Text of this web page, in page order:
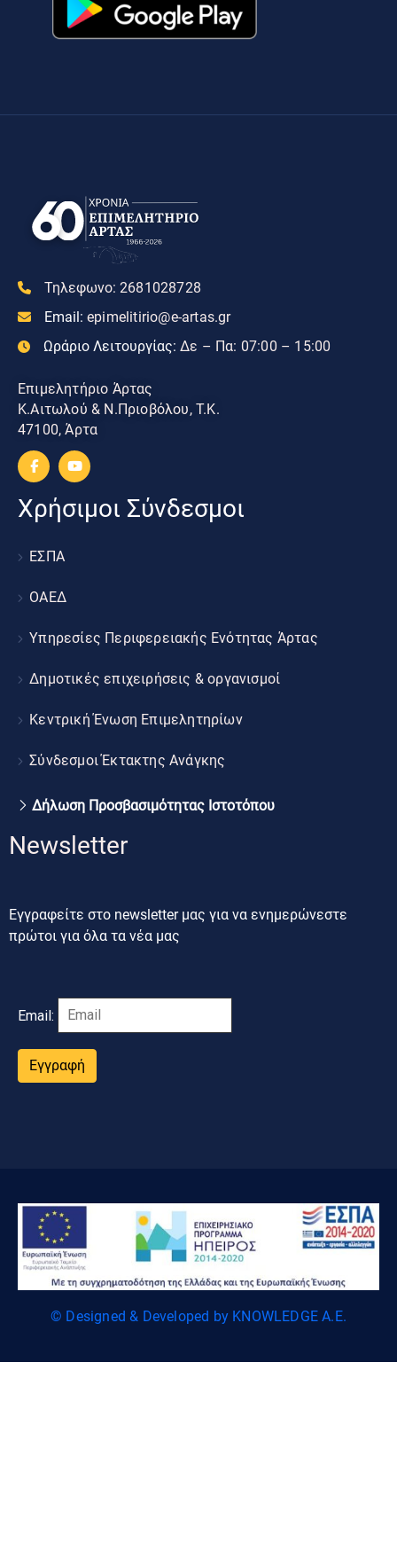
Τηλεφωνο: 2681028728
Email: epimelitirio@e-artas.gr
Ωράριο Λειτουργίας: Δε – Πα: 07:00 – 15:00
Επιμελητήριο Άρτας
Κ.Αιτωλού & Ν.Πριοβόλου, Τ.Κ.
47100, Άρτα
Χρήσιμοι Σύνδεσμοι
ΕΣΠΑ
ΟΑΕΔ
Υπηρεσίες Περιφερειακής Ενότητας Άρτας
Δημοτικές επιχειρήσεις & οργανισμοί
Κεντρική Ένωση Επιμελητηρίων
Σύνδεσμοι Έκτακτης Ανάγκης
Δήλωση Προσβασιμότητας Ιστοτόπου
Newsletter
Εγγραφείτε στο newsletter μας για να ενημερώνεστε
πρώτοι για όλα τα νέα μας
Email:
Εγγραφή
© Designed & Developed by KNOWLEDGE A.E.